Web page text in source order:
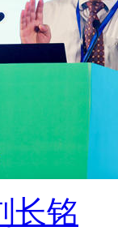
长铭